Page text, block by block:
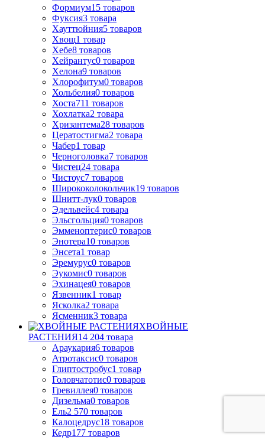
Формиум15 товаров
Фуксия3 товара
Хауттюйния5 товаров
Хвощ1 товар
Хебе8 товаров
Хейрантус0 товаров
Хелона9 товаров
Хлорофитум0 товаров
Хольбелия0 товаров
Хоста711 товаров
Хохлатка2 товара
Хризантема28 товаров
Цератостигма2 товара
Чабер1 товар
Черноголовка7 товаров
Чистец24 товара
Чистоус7 товаров
Ширококолокольчик19 товаров
Шнитт-лук0 товаров
Эдельвейс4 товара
Эльсгольция0 товаров
Эмменоптерис0 товаров
Энотера10 товаров
Энсета1 товар
Эремурус0 товаров
Эукомис0 товаров
Эхинацея0 товаров
Язвенник1 товар
Ясколка2 товара
Ясменник3 товара
ХВОЙНЫЕ
РАСТЕНИЯ14 204 товара
Араукария6 товаров
Атротаксис0 товаров
Глиптостробус1 товар
Головчатотис0 товаров
Гревиллея0 товаров
Дизельма0 товаров
Ель2 570 товаров
Калоцедрус18 товаров
Кедр177 товаров